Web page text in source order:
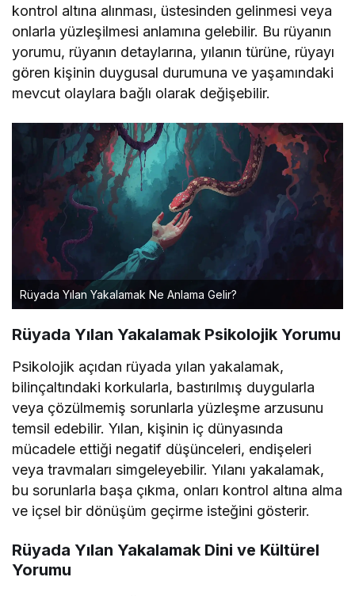
kontrol altına alınması, üstesinden gelinmesi veya
onlarla yüzleşilmesi anlamına gelebilir. Bu rüyanın
yorumu, rüyanın detaylarına, yılanın türüne, rüyayı
gören kişinin duygusal durumuna ve yaşamındaki
mevcut olaylara bağlı olarak değişebilir.
Rüyada Yılan Yakalamak Ne Anlama Gelir?
Rüyada Yılan Yakalamak Psikolojik Yorumu
Psikolojik açıdan rüyada yılan yakalamak,
bilinçaltındaki korkularla, bastırılmış duygularla
veya çözülmemiş sorunlarla yüzleşme arzusunu
temsil edebilir. Yılan, kişinin iç dünyasında
mücadele ettiği negatif düşünceleri, endişeleri
veya travmaları simgeleyebilir. Yılanı yakalamak,
bu sorunlarla başa çıkma, onları kontrol altına alma
ve içsel bir dönüşüm geçirme isteğini gösterir.
Rüyada Yılan Yakalamak Dini ve Kültürel
Yorumu